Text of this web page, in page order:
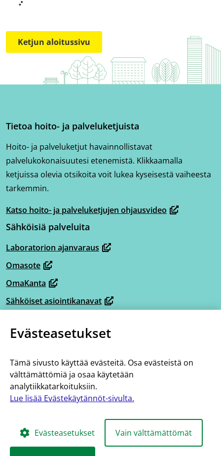
Ketjun aloitussivu
Tietoa hoito- ja palveluketjuista
Hoito- ja palveluketjut havainnollistavat
palvelukokonaisuutesi etenemistä. Klikkaamalla
ketjuissa olevia otsikoita voit lukea kyseisestä vaiheesta
tarkemmin.
Katso hoito- ja palveluketjujen ohjausvideo
(avautuu
uuteen
ikkunaan,
toiseen
palveluun)
Sähköisiä palveluita
Laboratorion ajanvaraus
(avautuu
uuteen
ikkunaan,
siirryt
toiseen
Omasote
(avautuu
uuteen
ikkunaan,
siirryt
toiseen
palveluun)
OmaKanta
(avautuu
uuteen
siirryt
palveluun)
Sähköiset asiointikanavat
(avautuu
ikkunaan,
toiseen
palveluun)
uuteen
siirryt
toiseen
palveluun)
Omahelpperi
ikkunaan,
siirryt
toiseen
Tietoa hoito- ja palveluketjuista
Saavutettavuus
Evästeasetukset
Tämä sivusto käyttää evästeitä. Osa evästeistä on
välttämättömiä ja osaa käytetään
analytiikkatarkoituksiin.
Lue lisää Evästekäytännöt-sivulta.
Evästeasetukset Vain välttämättömät